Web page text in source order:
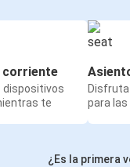
corriente
dispositivos
te
para las
¿Es la primera